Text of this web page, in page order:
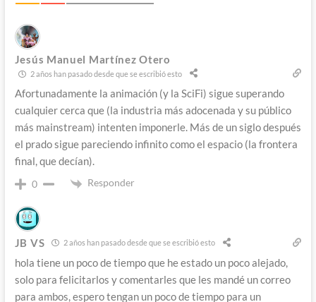
Jesús Manuel Martínez Otero
2 años han pasado desde que se escribió esto
Afortunadamente la animación (y la SciFi) sigue superando
cualquier cerca que (la industria más adocenada y su público
más mainstream) intenten imponerle. Más de un siglo después
el prado sigue pareciendo infinito como el espacio (la frontera
final, que decían).
0 Responder
JB VS 2 años han pasado desde que se escribió esto
hola tiene un poco de tiempo que he estado un poco alejado,
solo para felicitarlos y comentarles que les mandé un correo
para ambos, espero tengan un poco de tiempo para un